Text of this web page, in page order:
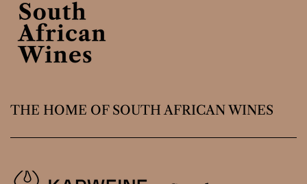
THE HOME OF SOUTH AFRICAN WINES